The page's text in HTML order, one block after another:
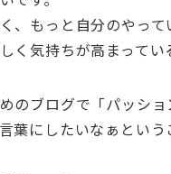
、もっと自分のやっ
く気持ちが高まって
のブログで「パッショ
葉にしたいなぁとい